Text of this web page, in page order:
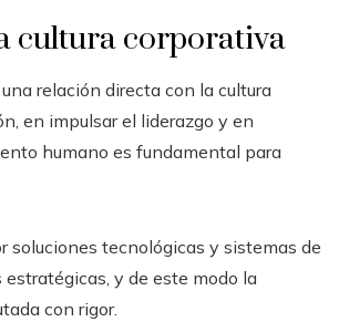
cultura corporativa
relación directa con la cultura
en impulsar el liderazgo y en
humano es fundamental para
soluciones tecnológicas y sistemas de
y de este modo la
con rigor.